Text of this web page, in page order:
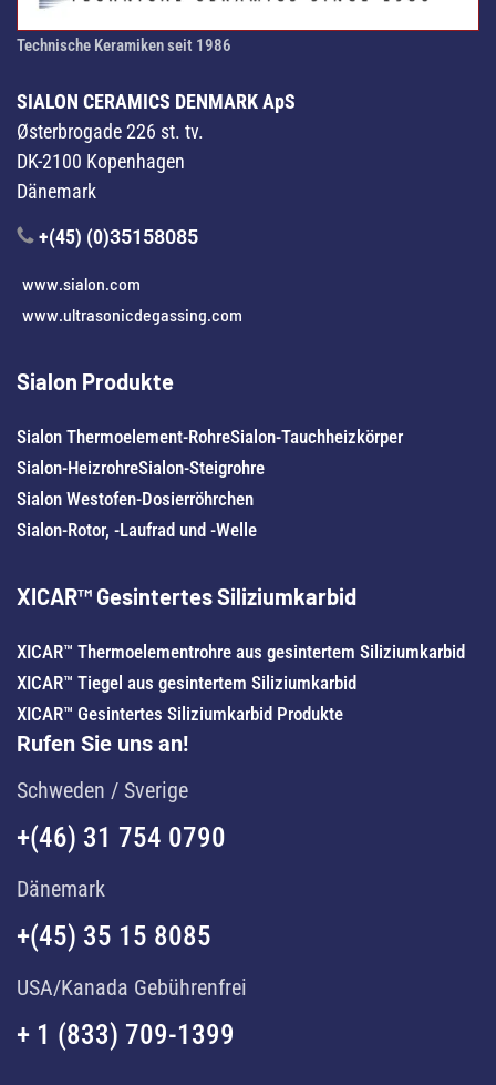
Technische Keramiken seit 1986
SIALON CERAMICS DENMARK ApS
Østerbrogade 226 st. tv.
DK-2100 Kopenhagen
Dänemark
+(45) (0)35158085
www.sialon.com
www.ultrasonicdegassing.com
Sialon Produkte
Sialon Thermoelement-RohreSialon-Tauchheizkörper
Sialon-HeizrohreSialon-Steigrohre
Sialon Westofen-Dosierröhrchen
Sialon-Rotor, -Laufrad und -Welle
XICAR™ Gesintertes Siliziumkarbid
XICAR™ Thermoelementrohre aus gesintertem Siliziumkarbid
XICAR™ Tiegel aus gesintertem Siliziumkarbid
XICAR™ Gesintertes Siliziumkarbid Produkte
Rufen Sie uns an!
Schweden / Sverige
+(46) 31 754 0790
Dänemark
+(45) 35 15 8085
USA/Kanada Gebührenfrei
+ 1 (833) 709-1399